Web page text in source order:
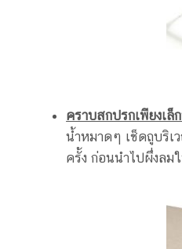
คราบสกปรกเพียงเล็
น้ำหมาดๆ เช็ดถูบริเ
ครั้ง ก่อนนำไปผึ่งลม